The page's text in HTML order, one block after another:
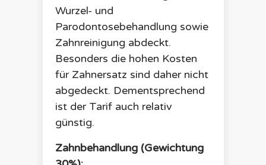
Wurzel- und
Parodontosebehandlung sowie
Zahnreinigung abdeckt.
Besonders die hohen Kosten
für Zahnersatz sind daher nicht
abgedeckt. Dementsprechend
ist der Tarif auch relativ
günstig.
Zahnbehandlung (Gewichtung